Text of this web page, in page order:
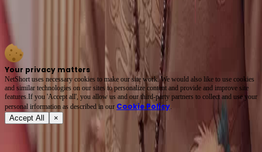
Adegan pemukulan cap dengan palu kayu itu sangat dramatis! Ekspresi wajah pria bergaris
biru-putih seolah sedang menghadapi takdir. Penonton di luar layar bahkan sampai
menahan napas 🫣 Cap Kekaisaran bukan sekadar benda, melainkan simbol kekuasaan
Your privacy matters
NetShort uses necessary cookies to make our site work. We would also like to use cookies
and similar technologies on our sites to personalize content and provide and improve site
features.If you 'Accept all', you allow us and our third-party partners to collect and use your
personal irformation as described in our Cookie Policy.
Accept All ×